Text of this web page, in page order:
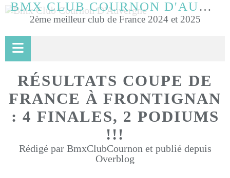
BMX CLUB COURNON D'AUVERGNE
2ème meilleur club de France 2024 et 2025
RÉSULTATS COUPE DE
FRANCE À FRONTIGNAN
: 4 FINALES, 2 PODIUMS
!!!
Rédigé par BmxClubCournon et publié depuis
Overblog